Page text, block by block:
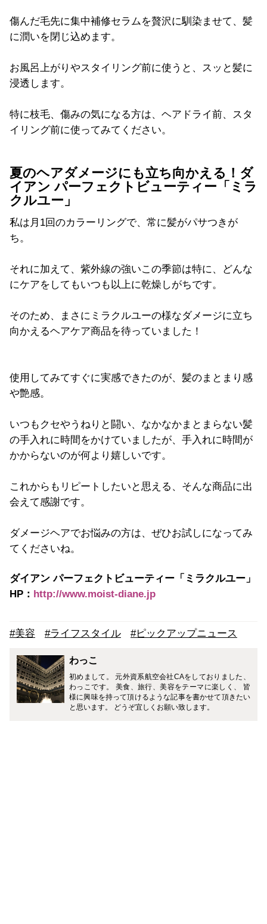
傷んだ毛先に集中補修セラムを贅沢に馴染ませて、髪
に潤いを閉じ込めます。
お風呂上がりやスタイリング前に使うと、スッと髪に
浸透します。
特に枝毛、傷みの気になる方は、ヘアドライ前、スタ
イリング前に使ってみてください。
夏のヘアダメージにも立ち向かえる！ダ
イアン パーフェクトビューティー「ミラ
クルユー」
私は月1回のカラーリングで、常に髪がパサつきが
ち。
それに加えて、紫外線の強いこの季節は特に、どんな
にケアをしてもいつも以上に乾燥しがちです。
そのため、まさにミラクルユーの様なダメージに立ち
向かえるヘアケア商品を待っていました！
使用してみてすぐに実感できたのが、髪のまとまり感
や艶感。
いつもクセやうねりと闘い、なかなかまとまらない髪
の手入れに時間をかけていましたが、手入れに時間が
かからないのが何より嬉しいです。
これからもリピートしたいと思える、そんな商品に出
会えて感謝です。
ダメージヘアでお悩みの方は、ぜひお試しになってみ
てくださいね。
ダイアン パーフェクトビューティー「ミラクルユー」
HP： http://www.moist-diane.jp
#美容 #ライフスタイル #ピックアップニュース
わっこ
初めまして。 元外資系航空会社CAをしておりました、
わっこです。 美食、旅行、美容をテーマに楽しく、 皆
様に興味を持って頂けるような記事を書かせて頂きたい
と思います。 どうぞ宜しくお願い致します。